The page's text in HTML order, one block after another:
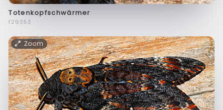
Totenkopfschwärmer
f29353
Zoom